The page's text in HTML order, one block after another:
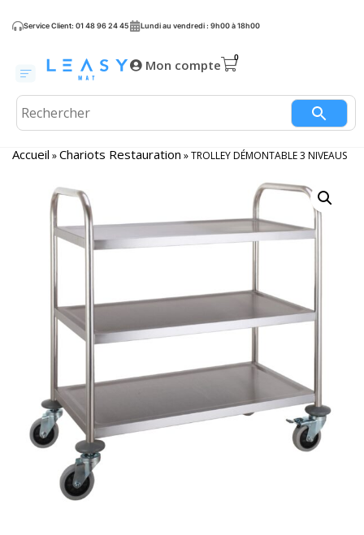
Service Client: 01 48 96 24 45 Lundi au vendredi : 9h00 à 18h00
Mon compte
Accueil »Chariots Restauration »TROLLEY DÉMONTABLE 3 NIVEAUS